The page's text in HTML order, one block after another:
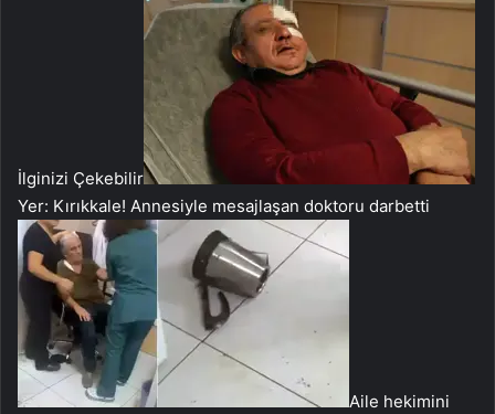
İlginizi Çekebilir
Yer: Kırıkkale! Annesiyle mesajlaşan doktoru darbetti
Aile hekimini